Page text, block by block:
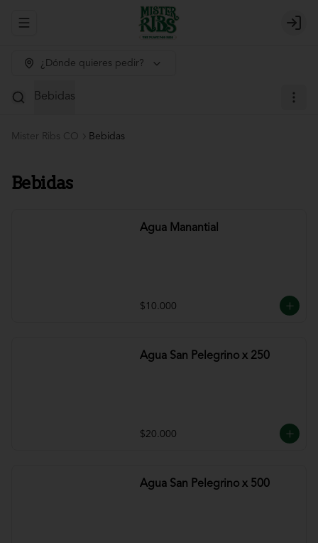
Abrir menu de navegación Login
¿Dónde quieres pedir?
Bebidas
Mister Ribs CO Bebidas
Bebidas
Agua Manantial
$10.000
Agua San Pelegrino x 250
$20.000
Agua San Pelegrino x 500